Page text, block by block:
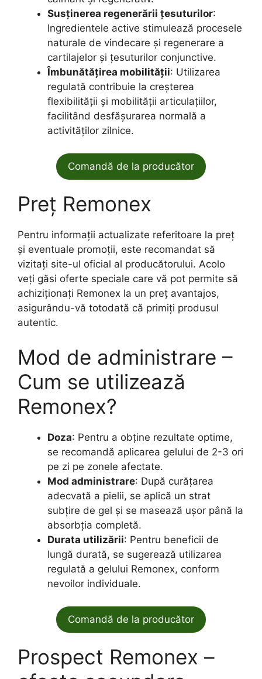
Susținerea regenerării țesuturilor:
Ingredientele active stimulează procesele
naturale de vindecare și regenerare a
cartilajelor și țesuturilor conjunctive.
Îmbunătățirea mobilității: Utilizarea
regulată contribuie la creșterea
flexibilității și mobilității articulațiilor,
facilitând desfășurarea normală a
activităților zilnice.
Comandă de la producător
Preț Remonex
Pentru informații actualizate referitoare la preț
și eventuale promoții, este recomandat să
vizitați site-ul oficial al producătorului. Acolo
veți găsi oferte speciale care vă pot permite să
achiziționați Remonex la un preț avantajos,
asigurându-vă totodată că primiți produsul
autentic.
Mod de administrare –
Cum se utilizează
Remonex?
Doza: Pentru a obține rezultate optime,
se recomandă aplicarea gelului de 2-3 ori
pe zi pe zonele afectate.
Mod administrare: După curățarea
adecvată a pielii, se aplică un strat
subțire de gel și se masează ușor până la
absorbția completă.
Durata utilizării: Pentru beneficii de
lungă durată, se sugerează utilizarea
regulată a gelului Remonex, conform
nevoilor individuale.
Comandă de la producător
Prospect Remonex –